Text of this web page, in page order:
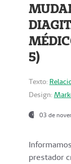
5)
Texto:
Design:
03 de
prestador